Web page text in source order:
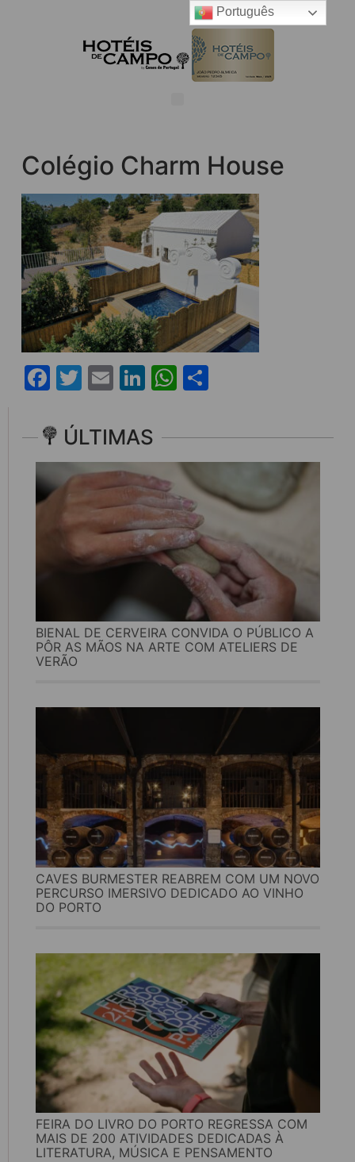
Colégio Charm House
Facebook
Twitter
EmailLinkedIn
WhatsApp
ÚLTIMAS
BIENAL DE CERVEIRA CONVIDA O PÚBLICO A
PÔR AS MÃOS NA ARTE COM ATELIERS DE
VERÃO
CAVES BURMESTER REABREM COM UM NOVO
PERCURSO IMERSIVO DEDICADO AO VINHO
DO PORTO
FEIRA DO LIVRO DO PORTO REGRESSA COM
MAIS DE 200 ATIVIDADES DEDICADAS À
LITERATURA, MÚSICA E PENSAMENTO
Português